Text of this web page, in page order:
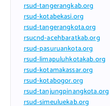
rsud-tangerangkab.org
rsud-kotabekasi.org
rsud-tangerangkota.org
rsucnd-acehbaratkab.org
rsud-pasuruankota.org
rsud-limapuluhkotakab.org
rsud-kotamakassar.org
rsud-kotabogor.org
rsud-tanjungpinangkota.org
rsud-simeuluekab.org